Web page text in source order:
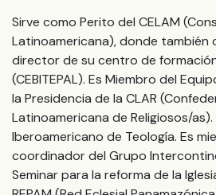
Sirve como Perito del CELAM
Latinoamericana), donde también
director de su centro de
(CEBITEPAL). Es Miembro del
la Presidencia de la CLAR
Latinoamericana de Religiosos/
Iberoamericano de Teología. Es
coordinador del Grupo
Seminar para la reforma de la